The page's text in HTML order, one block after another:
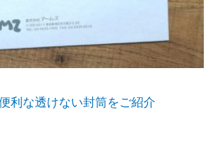
利な透けない封筒をご紹介